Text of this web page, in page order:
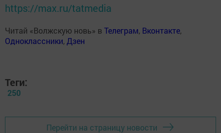
https://max.ru/tatmedia
Читай «Волжскую новь» в Телеграм, Вконтакте,
Одноклассники, Дзен
Теги:
250
Перейти на страницу новости